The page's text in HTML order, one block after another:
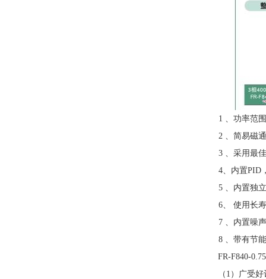
1 、功率范
2 、简易磁
3 、采用最
4、内置PID
5 、内置独
6、 使用长
7 、内置噪
8 、带有节
FR-F840-
（1）广受